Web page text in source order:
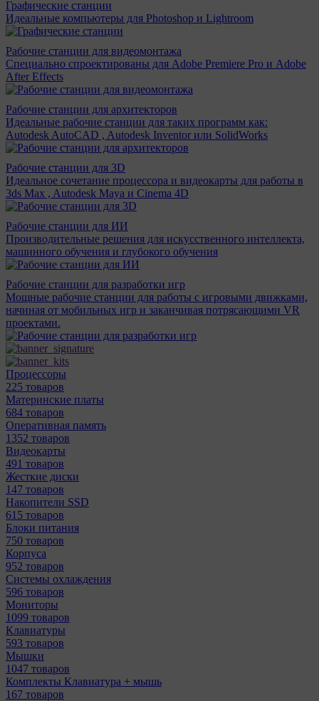
Графические станции
Идеальные компьютеры для Photoshop и Lightroom
Рабочие станции для видеомонтажа
Специально спроектированы для Adobe Premiere Pro и Adobe
After Effects
Рабочие станции для архитекторов
Идеальные рабочие станции для таких программ как:
Autodesk AutoCAD , Autodesk Inventor или SolidWorks
Рабочие станции для 3D
Идеальное сочетание процессора и видеокарты для работы в
3ds Max , Autodesk Maya и Cinema 4D
Рабочие станции для ИИ
Производительные решения для искусственного интеллекта,
машинного обучения и глубокого обучения
Рабочие станции для разработки игр
Мощные рабочие станции для работы с игровыми движками,
начиная от мобильных игр и заканчивая потрясающими VR
проектами.
Процессоры
225 товаров
Материнcкие платы
684 товаров
Оперативная память
1352 товаров
Видеокарты
491 товаров
Жесткие диски
147 товаров
Накопители SSD
615 товаров
Блоки питания
750 товаров
Корпуса
952 товаров
Системы охлаждения
596 товаров
Мониторы
1099 товаров
Клавиатуры
593 товаров
Мышки
1047 товаров
Комплекты Клавиатура + мышь
167 товаров